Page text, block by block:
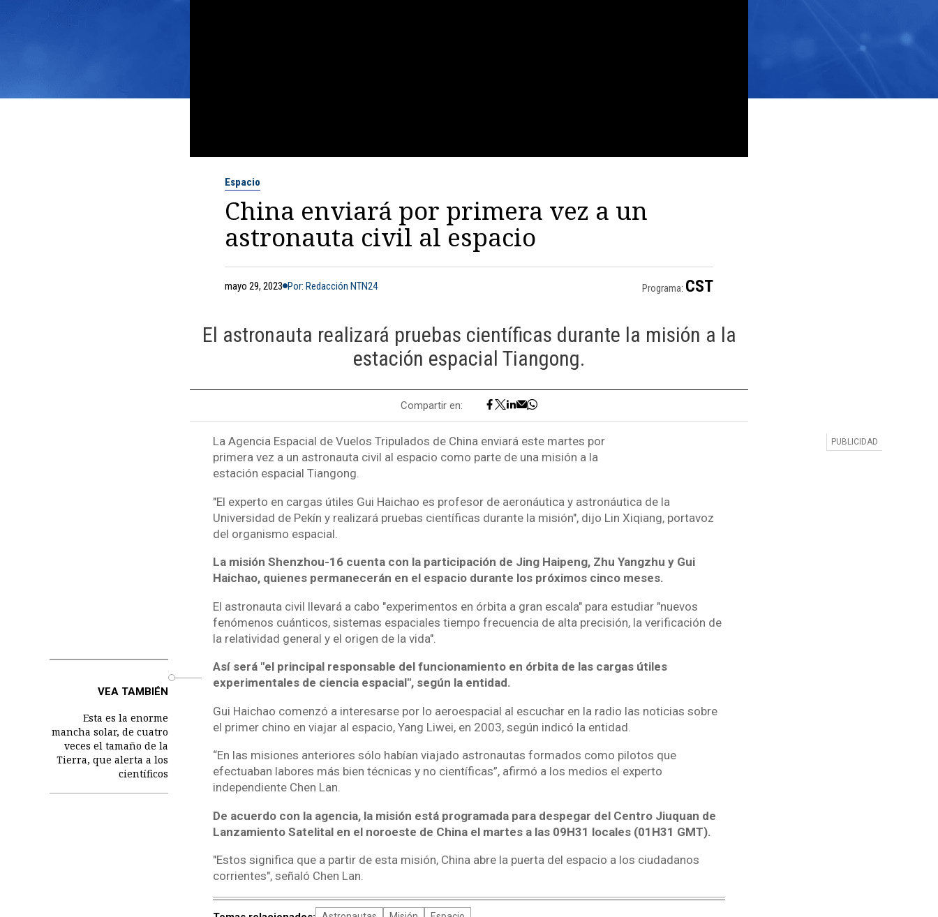
Espacio
China enviará por primera vez a un
astronauta civil al espacio
mayo 29, 2023 Por: Redacción NTN24 Programa: CST
El astronauta realizará pruebas científicas durante la misión a la
estación espacial Tiangong.
Compartir en:
La Agencia Espacial de Vuelos Tripulados de China enviará este martes por
primera vez a un astronauta civil al espacio como parte de una misión a la
estación espacial Tiangong.
"El experto en cargas útiles Gui Haichao es profesor de aeronáutica y astronáutica de la
Universidad de Pekín y realizará pruebas científicas durante la misión", dijo Lin Xiqiang, portavoz
del organismo espacial.
La misión Shenzhou-16 cuenta con la participación de Jing Haipeng, Zhu Yangzhu y Gui
Haichao, quienes permanecerán en el espacio durante los próximos cinco meses.
El astronauta civil llevará a cabo "experimentos en órbita a gran escala" para estudiar "nuevos
fenómenos cuánticos, sistemas espaciales tiempo frecuencia de alta precisión, la verificación de
la relatividad general y el origen de la vida".
VEA TAMBIÉN
Esta es la enorme
mancha solar, de cuatro
veces el tamaño de la
Tierra, que alerta a los
científicos
Así será "el principal responsable del funcionamiento en órbita de las cargas útiles
experimentales de ciencia espacial", según la entidad.
Gui Haichao comenzó a interesarse por lo aeroespacial al escuchar en la radio las noticias sobre
el primer chino en viajar al espacio, Yang Liwei, en 2003, según indicó la entidad.
“En las misiones anteriores sólo habían viajado astronautas formados como pilotos que
efectuaban labores más bien técnicas y no científicas”, afirmó a los medios el experto
independiente Chen Lan.
De acuerdo con la agencia, la misión está programada para despegar del Centro Jiuquan de
Lanzamiento Satelital en el noroeste de China el martes a las 09H31 locales (01H31 GMT).
"Estos significa que a partir de esta misión, China abre la puerta del espacio a los ciudadanos
corrientes", señaló Chen Lan.